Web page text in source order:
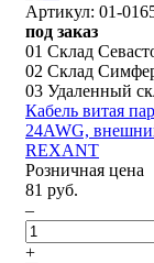
Артикул: 01-
под заказ
01 Склад
02 Склад
03 Удаленный
Кабель витая
24AWG,
REXANT
Розничная цена
81 руб.
–
+